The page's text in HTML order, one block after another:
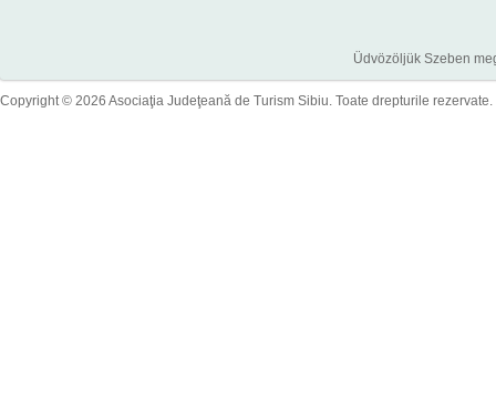
Üdvözöljük Szeben
Copyright © 2026 Asociaţia Judeţeană de Turism Sibiu. Toate drepturile rezervate.